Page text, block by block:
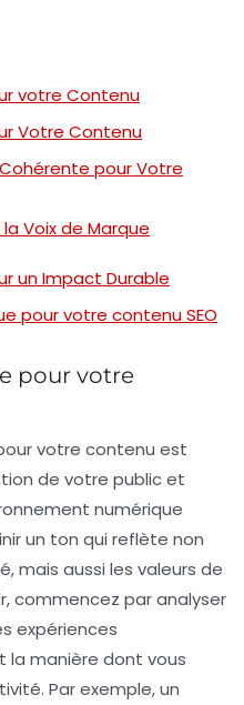
votre Contenu
Votre Contenu
pour Votre
Voix de Marque
un Impact Durable
pour votre contenu SEO
pour votre
votre contenu est
de votre public et
numérique
un ton qui reflète non
mais aussi les valeurs de
commencez par analyser
expériences
la manière dont vous
Par exemple, un